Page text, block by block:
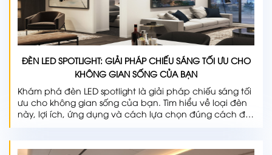
ĐÈN LED SPOTLIGHT: GIẢI PHÁP CHIẾU SÁNG TỐI ƯU CHO
KHÔNG GIAN SỐNG CỦA BẠN
Khám phá đèn LED spotlight là giải pháp chiếu sáng tối
ưu cho không gian sống của bạn. Tìm hiểu về loại đèn
này, lợi ích, ứng dụng và cách lựa chọn đúng cách để